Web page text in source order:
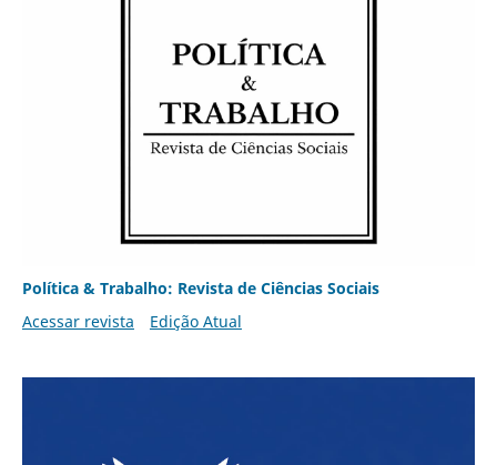
Política & Trabalho: Revista de Ciências Sociais
Acessar revista
Edição Atual